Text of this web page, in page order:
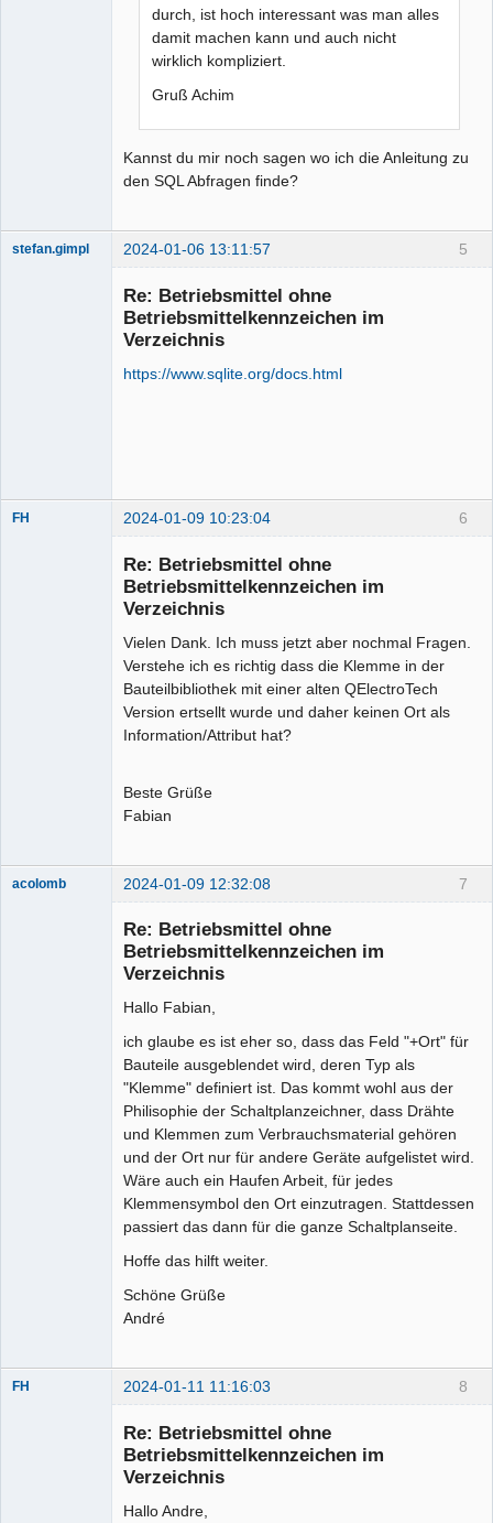
durch, ist hoch interessant was man alles
damit machen kann und auch nicht
wirklich kompliziert.
Gruß Achim
Kannst du mir noch sagen wo ich die Anleitung zu
den SQL Abfragen finde?
5
stefan.gimpl 2024-01-06 13:11:57
Re: Betriebsmittel ohne
Betriebsmittelkennzeichen im
Verzeichnis
https://www.sqlite.org/docs.html
6
FH 2024-01-09 10:23:04
Re: Betriebsmittel ohne
Betriebsmittelkennzeichen im
Verzeichnis
Vielen Dank. Ich muss jetzt aber nochmal Fragen.
Verstehe ich es richtig dass die Klemme in der
Bauteilbibliothek mit einer alten QElectroTech
Version ertsellt wurde und daher keinen Ort als
Information/Attribut hat?
Beste Grüße
Fabian
7
acolomb 2024-01-09 12:32:08
Re: Betriebsmittel ohne
Betriebsmittelkennzeichen im
Verzeichnis
Hallo Fabian,
ich glaube es ist eher so, dass das Feld "+Ort" für
Bauteile ausgeblendet wird, deren Typ als
"Klemme" definiert ist. Das kommt wohl aus der
Philisophie der Schaltplanzeichner, dass Drähte
und Klemmen zum Verbrauchsmaterial gehören
und der Ort nur für andere Geräte aufgelistet wird.
Wäre auch ein Haufen Arbeit, für jedes
Klemmensymbol den Ort einzutragen. Stattdessen
passiert das dann für die ganze Schaltplanseite.
Hoffe das hilft weiter.
Schöne Grüße
André
8
FH 2024-01-11 11:16:03
Re: Betriebsmittel ohne
Betriebsmittelkennzeichen im
Verzeichnis
Hallo Andre,